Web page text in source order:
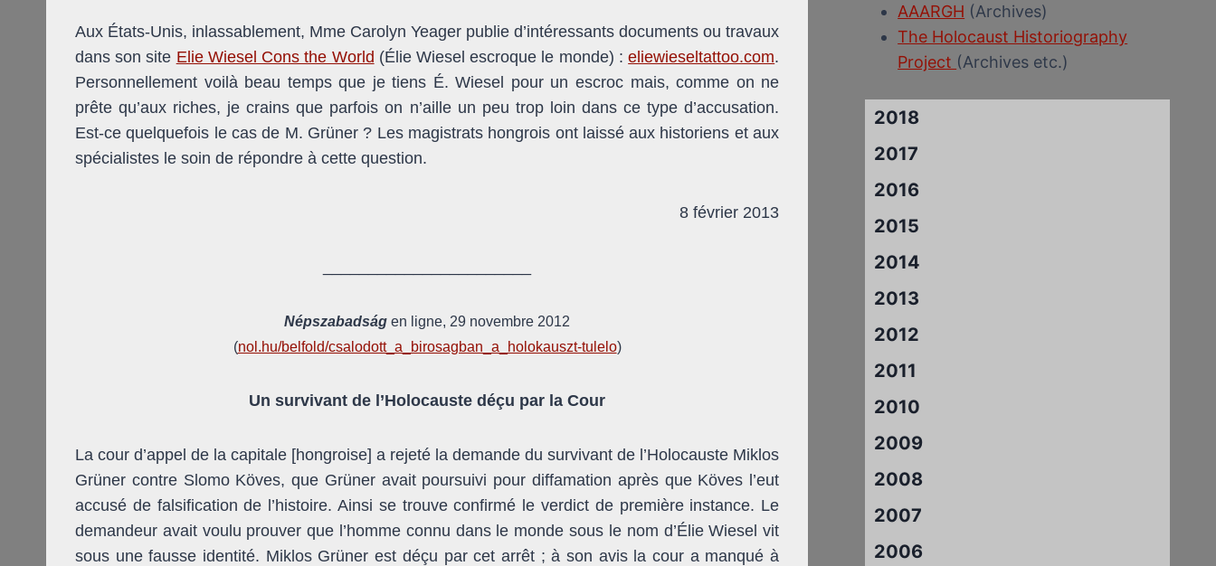
Aux États-Unis, inlassablement, Mme Carolyn Yeager publie d’intéressants documents ou travaux
dans son site Elie Wiesel Cons the World (Élie Wiesel escroque le monde) :eliewieseltattoo.com.
Personnellement voilà beau temps que je tiens É. Wiesel pour un escroc mais, comme on ne
prête qu’aux riches, je crains que parfois on n’aille un peu trop loin dans ce type d’accusation.
Est-ce quelquefois le cas de M. Grüner ? Les magistrats hongrois ont laissé aux historiens et aux
spécialistes le soin de répondre à cette question.
8 février 2013
Népszabadság en ligne, 29 novembre 2012
(nol.hu/belfold/csalodott_a_birosagban_a_holokauszt-tulelo)
Un survivant de l’Holocauste déçu par la Cour
La cour d’appel de la capitale [hongroise] a rejeté la demande du survivant de l’Holocauste Miklos
Grüner contre Slomo Köves, que Grüner avait poursuivi pour diffamation après que Köves l’eut
accusé de falsification de l’histoire. Ainsi se trouve confirmé le verdict de première instance. Le
demandeur avait voulu prouver que l’homme connu dans le monde sous le nom d’Élie Wiesel vit
sous une fausse identité. Miklos Grüner est déçu par cet arrêt ; à son avis la cour a manqué à
AAARGH (Archives)
The Holocaust Historiography
Project (Archives etc.)
2018
2017
2016
2015
2014
2013
2012
2011
2010
2009
2008
2007
2006